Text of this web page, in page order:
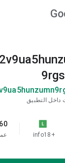
داخل التطبيق
+18
info
260